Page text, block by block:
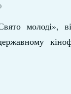
молоді»,